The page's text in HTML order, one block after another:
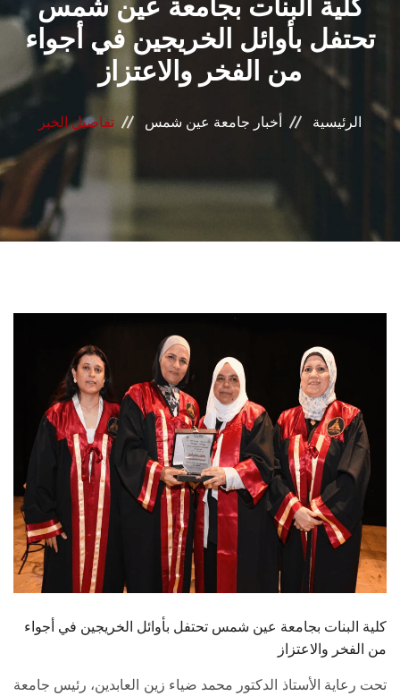
الشئون الأكاديمية
البحث العلمي
المراكز والوحدات
الأنظمة الذكية
هيئة التدريس
الدراسات العليا
الخريجين
الموظفون
الزائـرون
كلية البنات بجامعة عين شمس
تحتفل بأوائل الخريجين في أجواء
من الفخر والاعتزاز
الرئيسية أخبار جامعة عين شمس تفاصيل الخبر
كلية البنات بجامعة عين شمس تحتفل بأوائل الخريجين في أجواء
من الفخر والاعتزاز
تحت رعاية الأستاذ الدكتور محمد ضياء زين العابدين، رئيس جامعة